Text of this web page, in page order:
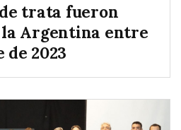
trata fueron
la Argentina entre
de 2023